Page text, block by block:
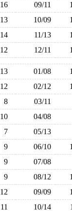
16 09/11
13 10/09
14 11/13
12 12/11
13 01/08
12 02/12
8
03/11
10
04/08
7
05/13
9 06/10
9
07/08
9 08/12
12 09/09
11 10/14